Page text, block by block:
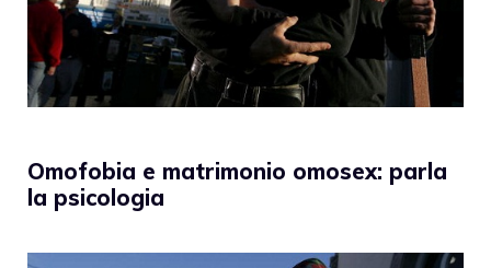
Omofobia e matrimonio omosex: parla
la psicologia